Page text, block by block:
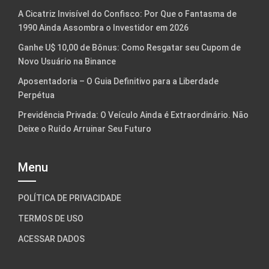
A Cicatriz Invisível do Confisco: Por Que o Fantasma de
1990 Ainda Assombra o Investidor em 2026
Ganhe U$ 10,00 de Bônus: Como Resgatar seu Cupom de
Novo Usuário na Binance
Aposentadoria – O Guia Definitivo para a Liberdade
Perpétua
Previdência Privada: O Veículo Ainda é Extraordinário. Não
Deixe o Ruído Arruinar Seu Futuro
Menu
POLÍTICA DE PRIVACIDADE
TERMOS DE USO
ACESSAR DADOS